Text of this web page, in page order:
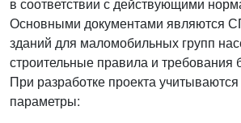
Основными документами являются
зданий для маломобильных групп
строительные правила и требования
При разработке проекта
параметры: